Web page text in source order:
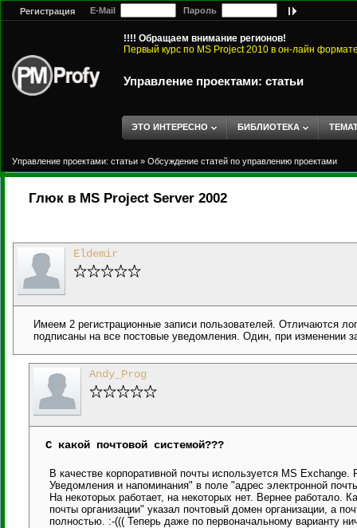
Регистрация E-Mail Пароль
!!!! Обращаем внимание регионов!
Первый курс по MS Project 2010 в он-лайн
Управление проектами: статьи
ЭТО ИНТЕРЕСНО БИБЛИОТЕКА
Управление проектами: статьи » Обсуждение статей по управлению проектами
Глюк в MS Project Server 2002
Eldemir
Имеем 2 регистрационные записи пользователей. Отличаются
подписаны на все постовые уведомления. Один, при изменении
Andy_Prog
С какой почтовой системой???
В качестве корпоративной почты используется MS
Уведомления и напоминания" в поле "адрес электронной
На некоторых работает, на некоторых нет. Вернее работало.
почты организации" указал почтовый домен организации, а
полностью. :-((( Теперь даже по первоначальному варианту